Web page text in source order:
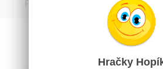
Filtrovat dle dostupnosti, ceny,
Hračky